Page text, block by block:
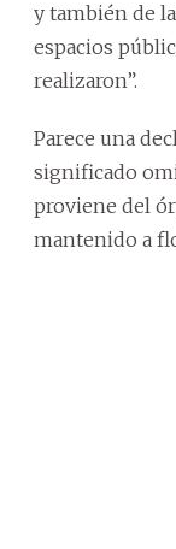
y también de
espacios
realizaron”.
Parece una
significado
proviene del
mantenido a